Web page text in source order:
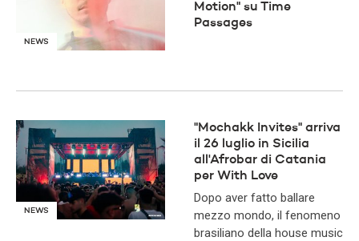
NEWS
Motion" su Time
Passages
NEWS
"Mochakk Invites" arriva
il 26 luglio in Sicilia
all'Afrobar di Catania
per With Love
Dopo aver fatto ballare
mezzo mondo, il fenomeno
brasiliano della house music